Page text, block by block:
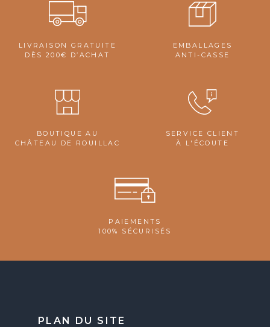
LIVRAISON GRATUITE
DÈS 200€ D’ACHAT
EMBALLAGES
ANTI-CASSE
BOUTIQUE AU
CHÂTEAU DE ROUILLAC
SERVICE CLIENT
À L'ÉCOUTE
PAIEMENTS
100% SÉCURISÉS
PLAN DU SITE